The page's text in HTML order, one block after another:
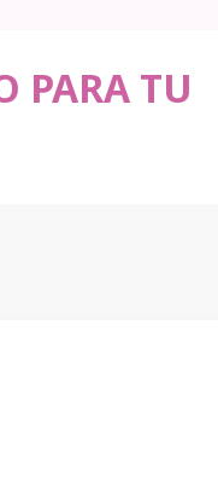
PARA TU